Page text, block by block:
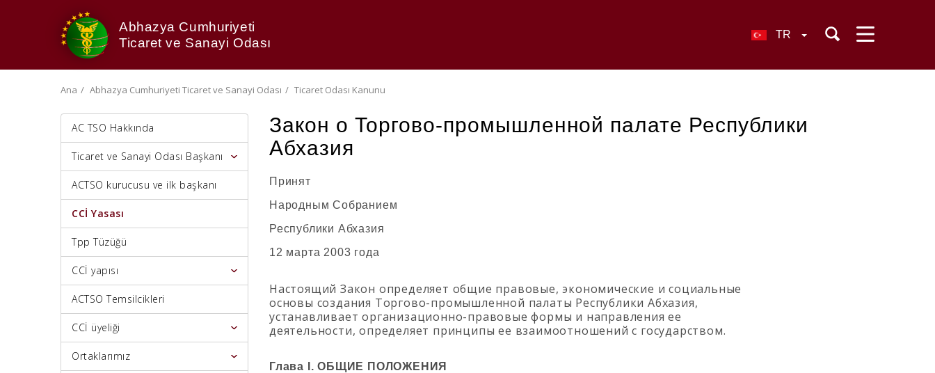
Abhazya Cumhuriyeti
Ticaret ve Sanayi Odası
TR
Ana Abhazya Cumhuriyeti Ticaret ve Sanayi Odası Ticaret Odası Kanunu
AC TSO Hakkında
Ticaret ve Sanayi Odası Başkanı
ACTSO kurucusu ve ilk başkanı
CCİ Yasası
Tpp Tüzüğü
CCİ yapısı
ACTSO Temsilcikleri
CCİ üyeliği
Ortaklarımız
Закон о Торгово-промышленной палате Республики
Абхазия
Принят
Народным Собранием
Республики Абхазия
12 марта 2003 года
Настоящий Закон определяет общие правовые, экономические и социальные
основы создания Торгово-промышленной палаты Республики Абхазия,
устанавливает организационно-правовые формы и направления ее
деятельности, определяет принципы ее взаимоотношений с государством.
Глава I. ОБЩИЕ ПОЛОЖЕНИЯ